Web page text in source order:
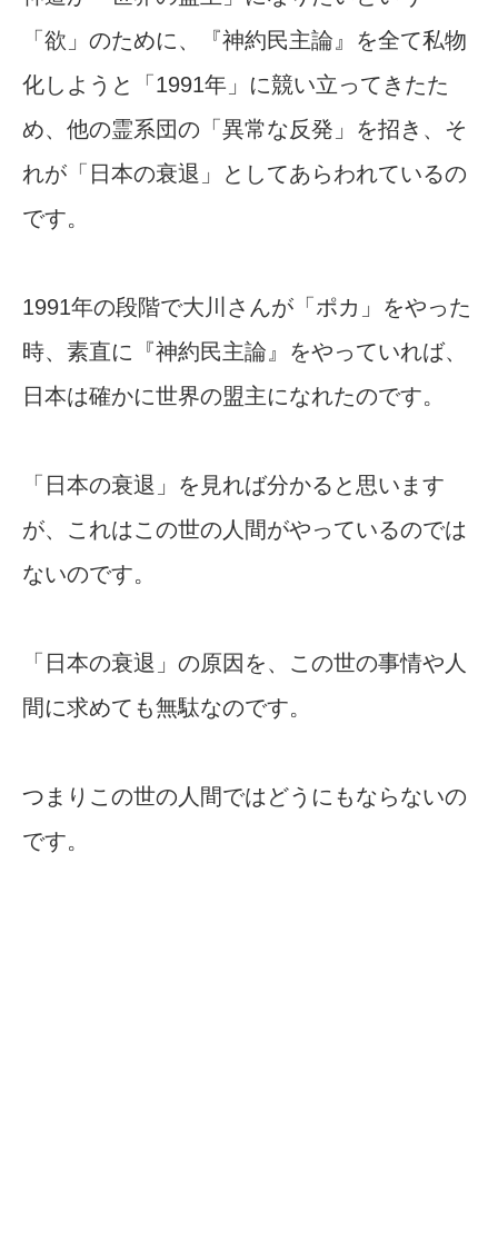
「欲」のために、『神約民主論』を全て私物
化しようと「1991年」に競い立ってきたた
め、他の霊系団の「異常な反発」を招き、そ
れが「日本の衰退」としてあらわれているの
です。
1991年の段階で大川さんが「ポカ」をやった
時、素直に『神約民主論』をやっていれば、
日本は確かに世界の盟主になれたのです。
「日本の衰退」を見れば分かると思います
が、これはこの世の人間がやっているのでは
ないのです。
「日本の衰退」の原因を、この世の事情や人
間に求めても無駄なのです。
つまりこの世の人間ではどうにもならないの
です。